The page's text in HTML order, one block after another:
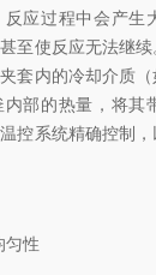
过程中会产生
至使反应无法继
套内的冷却介质
部的热量，将其
控系统精确控制
性